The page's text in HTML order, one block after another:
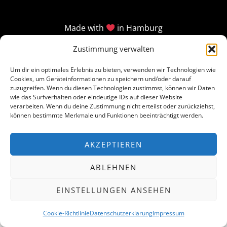
Zustimmung verwalten
Um dir ein optimales Erlebnis zu bieten, verwenden wir Technologien wie
Cookies, um Geräteinformationen zu speichern und/oder darauf
zuzugreifen. Wenn du diesen Technologien zustimmst, können wir Daten
wie das Surfverhalten oder eindeutige IDs auf dieser Website
verarbeiten. Wenn du deine Zustimmung nicht erteilst oder zurückziehst,
können bestimmte Merkmale und Funktionen beeinträchtigt werden.
AKZEPTIEREN
ABLEHNEN
EINSTELLUNGEN ANSEHEN
Cookie-RichtlinieDatenschutzerklärungImpressum
Made with in Hamburg